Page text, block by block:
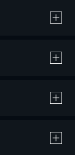
の購入 / レンタルです。